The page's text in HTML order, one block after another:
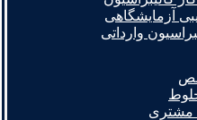
آزمایشگاهی
وارداتی
مشتری